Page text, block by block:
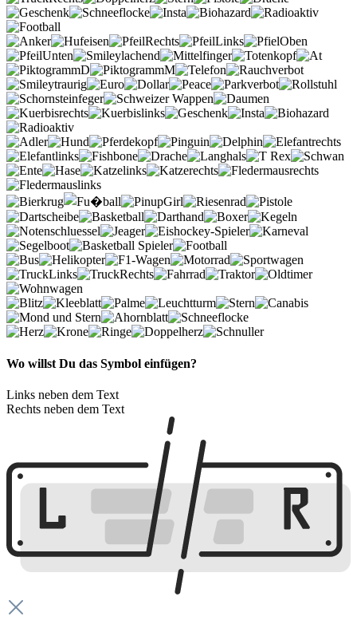
Wo willst Du das Symbol einfügen?
Links neben dem Text
Rechts neben dem Text